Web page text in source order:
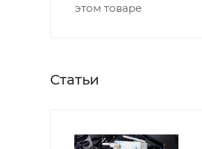
этом товаре
Статьи